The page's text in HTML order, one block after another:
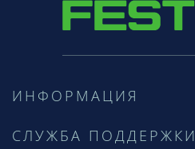
ИНФОРМАЦИЯ
СЛУЖБА ПОДДЕРЖКИ